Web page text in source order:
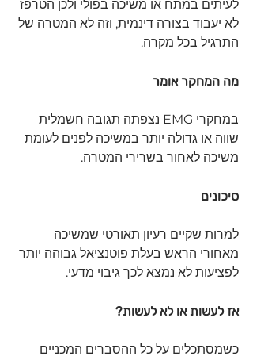
לעיתים במתח או משיכה בפולי ולכן הטרפז
לא יעבוד בצורה דינמית, וזה לא המטרה של
התרגיל בכל מקרה.
מה המחקר אומר
במחקרי EMG נצפתה תגובה חשמלית
שווה או גדולה יותר במשיכה לפנים לעומת
משיכה לאחור בשרירי המטרה.
סיכונים
למרות שקיים רעיון תאורטי שמשיכה
מאחורי הראש בעלת פוטנציאל גבוהה יותר
לפציעות לא נמצא לכך גיבוי מדעי.
אז לעשות או לא לעשות?
כשמסתכלים על כל ההסברים המכניים